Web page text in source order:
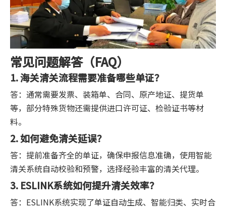
常见问题解答（FAQ）
1. 海关清关流程需要准备哪些单证？
答：通常需要发票、装箱单、合同、原产地证、提货单
等，部分特殊货物还需提供进口许可证、检验证书等材
料。
2. 如何避免清关延误？
答：提前准备齐全的单证，确保申报信息准确，使用智能
清关系统自动校验和预警，选择经验丰富的清关代理。
3. ESLINK系统如何提升清关效率？
答：ESLINK系统实现了单证自动生成、智能归类、实时合